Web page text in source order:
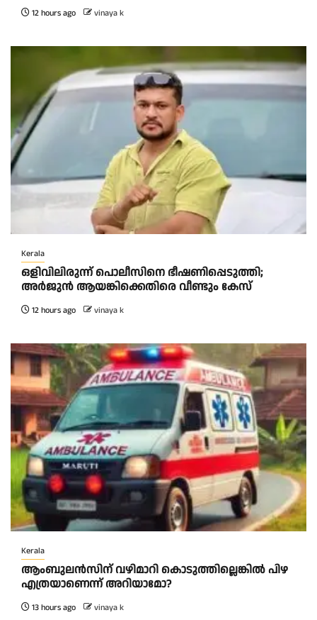
12 hours ago vinaya k
Kerala
ഒളിവിലിരുന്ന് പൊലീസിനെ ഭീഷണിപ്പെടുത്തി;
അർജുൻ ആയങ്കിക്കെതിരെ വീണ്ടും കേസ്
12 hours ago vinaya k
Kerala
ആംബുലന്‍സിന് വഴിമാറി കൊടുത്തില്ലെങ്കില്‍ പിഴ
എത്രയാണെന്ന് അറിയാമോ?
13 hours ago vinaya k